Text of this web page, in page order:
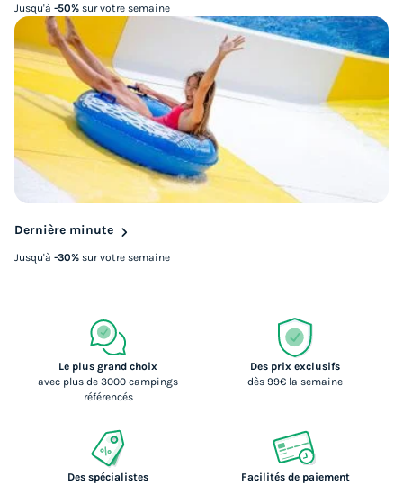
Jusqu'à -50% sur votre semaine
Dernière minute
Jusqu'à -30% sur votre semaine
Le plus grand choix
avec plus de 3000 campings
référencés
Des prix exclusifs
dès 99€ la semaine
Des spécialistes
Facilités de paiement